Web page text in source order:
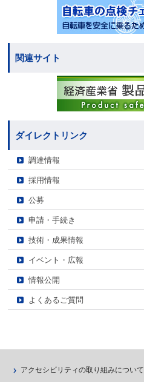
関連サイト
ダイレクトリンク
調達情報
採用情報
公募
申請・手続き
技術・成果情報
イベント・広報
情報公開
よくあるご質問
アクセシビリティの取り組みについて